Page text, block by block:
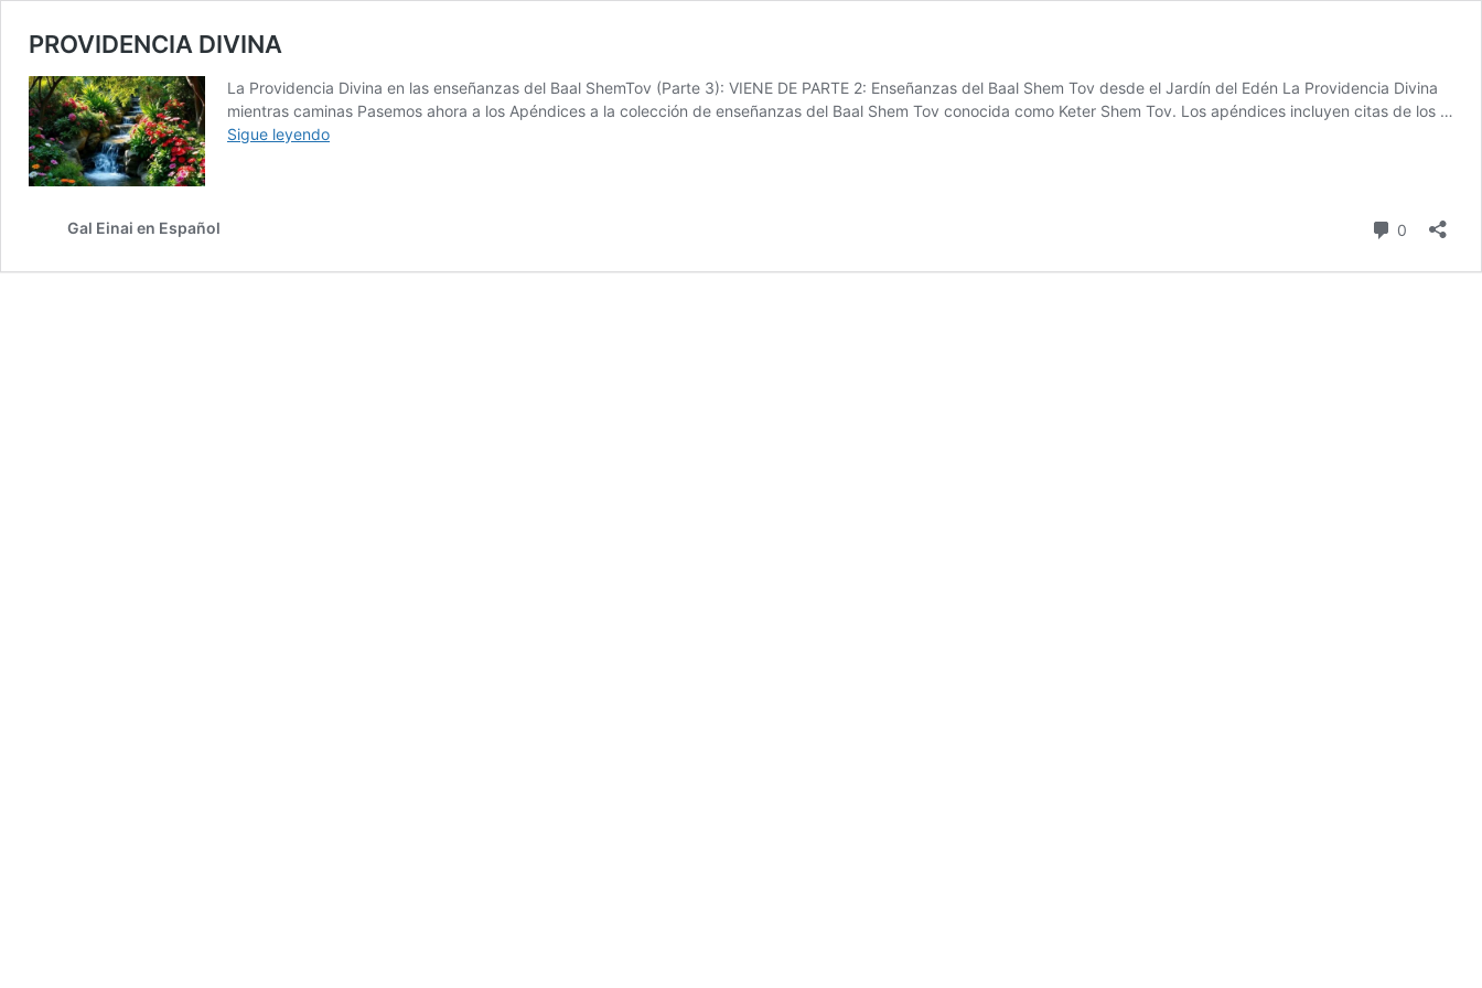
PROVIDENCIA DIVINA
La Providencia Divina en las enseñanzas del Baal ShemTov (Parte 3): VIENE DE PARTE 2: Enseñanzas del Baal Shem Tov desde el Jardín del Edén La Providencia Divina
mientras caminas Pasemos ahora a los Apéndices a la colección de enseñanzas del Baal Shem Tov conocida como Keter Shem Tov. Los apéndices incluyen citas de los …
Sigue leyendoPROVIDENCIA
Gal Einai en Español 0